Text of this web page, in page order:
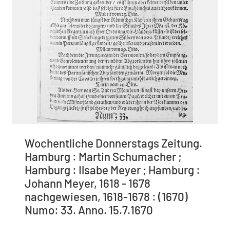
Wochentliche Donnerstags Zeitung.
Hamburg : Martin Schumacher ;
Hamburg : Ilsabe Meyer ; Hamburg :
Johann Meyer, 1618 - 1678
nachgewiesen, 1618-1678 : (1670)
Numo: 33. Anno. 15.7.1670